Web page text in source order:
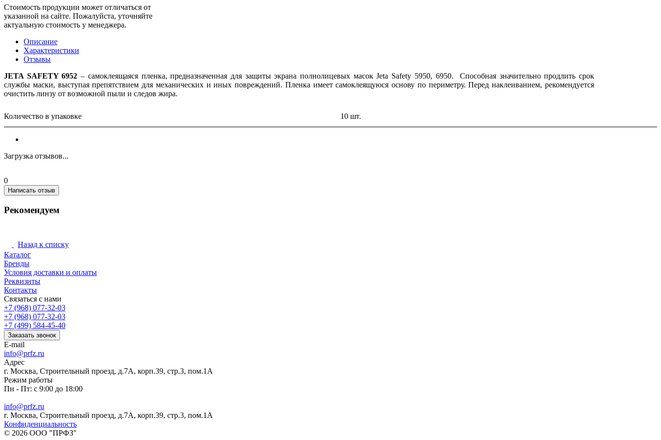
Стоимость продукции может отличаться от
указанной на сайте. Пожалуйста, уточняйте
актуальную стоимость у менеджера.
Описание
Характеристики
Отзывы
JETA SAFETY 6952 – самоклеящаяся пленка, предназначенная для защиты экрана полнолицевых масок Jeta Safety 5950, 6950. Способная значительно продлить срок
службы маски, выступая препятствием для механических и иных повреждений. Пленка имеет самоклеящуюся основу по периметру. Перед наклеиванием, рекомендуется
очистить линзу от возможной пыли и следов жира.
Количество в упаковке 10 шт.
Загрузка отзывов...
0
Написать отзыв
Рекомендуем
Назад к списку
Каталог
Бренды
Условия доставки и оплаты
Реквизиты
Контакты
Связаться с нами
+7 (968) 077-32-03
+7 (968) 077-32-03
+7 (499) 584-45-40
Заказать звонок
E-mail
info@prfz.ru
Адрес
г. Москва, Строительный проезд, д.7А, корп.39, стр.3, пом.1А
Режим работы
Пн - Пт: с 9:00 до 18:00
info@prfz.ru
г. Москва, Строительный проезд, д.7А, корп.39, стр.3, пом.1А
Конфиденциальность
© 2026 ООО "ПРФЗ"